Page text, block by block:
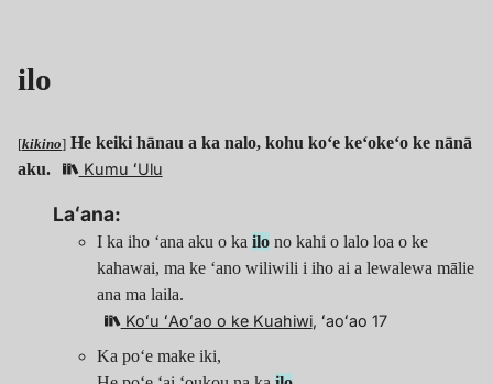
ilo
[kikino] He keiki hānau a ka nalo, kohu koʻe keʻokeʻo ke nānā
aku.
Kumu ʻUlu
Laʻana:
I ka iho ʻana aku o ka ilo no kahi o lalo loa o ke
kahawai, ma ke ʻano wiliwili i iho ai a lewalewa mālie
ana ma laila.
Koʻu ʻAoʻao o ke Kuahiwi, ʻaoʻao 17
Ka poʻe make iki,